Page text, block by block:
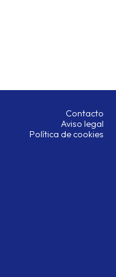
Contacto
Aviso legal
Política de cookies